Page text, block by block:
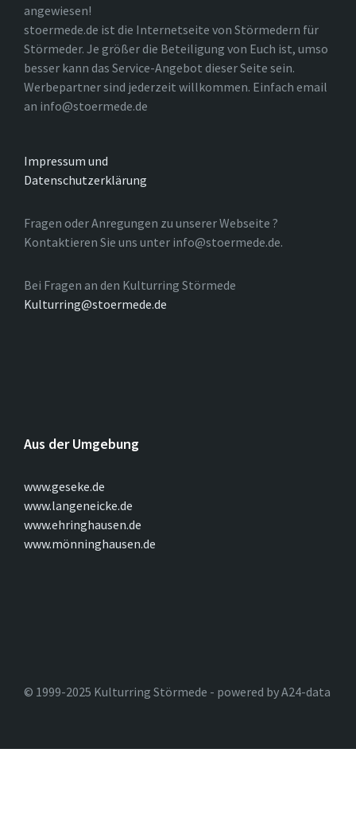
angewiesen!
stoermede.de ist die Internetseite von Störmedern für
Störmeder. Je größer die Beteiligung von Euch ist, umso
besser kann das Service-Angebot dieser Seite sein.
Werbepartner sind jederzeit willkommen. Einfach email
an info@stoermede.de
Impressum und
Datenschutzerklärung
Fragen oder Anregungen zu unserer Webseite ?
Kontaktieren Sie uns unter info@stoermede.de.
Bei Fragen an den Kulturring Störmede
Kulturring@stoermede.de
Aus der Umgebung
www.geseke.de
www.langeneicke.de
www.ehringhausen.de
www.mönninghausen.de
© 1999-2025 Kulturring Störmede - powered by A24-data